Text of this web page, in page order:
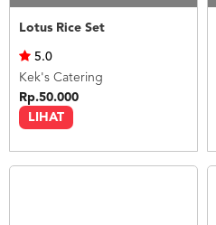
Lotus Rice Set
LIHAT
5.0
Kek's Catering
Rp.50.000